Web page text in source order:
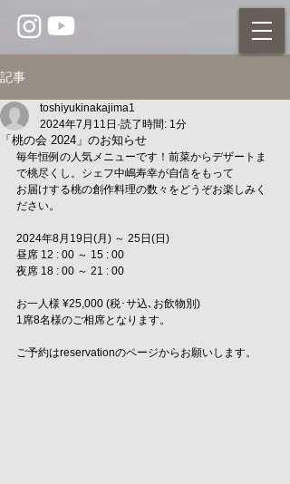
記事
「桃の会 2024」のお知らせ
toshiyukinakajima1
2024年7月11日 読了時間: 1分
毎年恒例の人気メニューです！前菜からデザートま
で桃尽くし。シェフ中嶋寿幸が自信をもって
お届けする桃の創作料理の数々をどうぞお楽しみく
ださい。
2024年8月19日(月) ～ 25日(日)
昼席 12 : 00 ～ 15 : 00
夜席 18 : 00 ～ 21 : 00
お一人様 ¥25,000 (税･サ込､お飲物別)
1席8名様のご相席となります。
ご予約はreservationのページからお願いします。